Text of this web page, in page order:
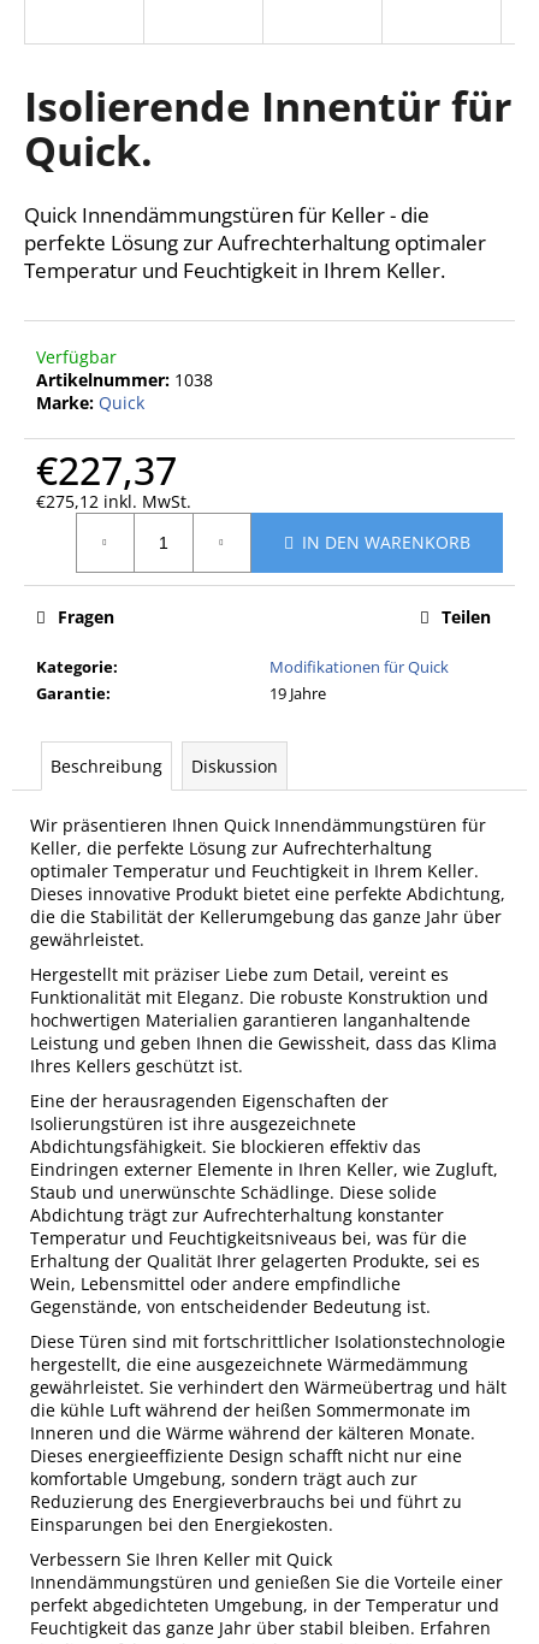
Isolierende Innentür für
Quick.
Quick Innendämmungstüren für Keller - die
perfekte Lösung zur Aufrechterhaltung optimaler
Temperatur und Feuchtigkeit in Ihrem Keller.
Verfügbar
Artikelnummer: 1038
Marke: Quick
€227,37
€275,12 inkl. MwSt.
IN DEN WARENKORB
Kategorie:
Modifikationen für Quick
Garantie: 19 Jahre
Fragen Teilen
Beschreibung Diskussion
Wir präsentieren Ihnen Quick Innendämmungstüren für
Keller, die perfekte Lösung zur Aufrechterhaltung
optimaler Temperatur und Feuchtigkeit in Ihrem Keller.
Dieses innovative Produkt bietet eine perfekte Abdichtung,
die die Stabilität der Kellerumgebung das ganze Jahr über
gewährleistet.
Hergestellt mit präziser Liebe zum Detail, vereint es
Funktionalität mit Eleganz. Die robuste Konstruktion und
hochwertigen Materialien garantieren langanhaltende
Leistung und geben Ihnen die Gewissheit, dass das Klima
Ihres Kellers geschützt ist.
Eine der herausragenden Eigenschaften der
Isolierungstüren ist ihre ausgezeichnete
Abdichtungsfähigkeit. Sie blockieren effektiv das
Eindringen externer Elemente in Ihren Keller, wie Zugluft,
Staub und unerwünschte Schädlinge. Diese solide
Abdichtung trägt zur Aufrechterhaltung konstanter
Temperatur und Feuchtigkeitsniveaus bei, was für die
Erhaltung der Qualität Ihrer gelagerten Produkte, sei es
Wein, Lebensmittel oder andere empfindliche
Gegenstände, von entscheidender Bedeutung ist.
Diese Türen sind mit fortschrittlicher Isolationstechnologie
hergestellt, die eine ausgezeichnete Wärmedämmung
gewährleistet. Sie verhindert den Wärmeübertrag und hält
die kühle Luft während der heißen Sommermonate im
Inneren und die Wärme während der kälteren Monate.
Dieses energieeffiziente Design schafft nicht nur eine
komfortable Umgebung, sondern trägt auch zur
Reduzierung des Energieverbrauchs bei und führt zu
Einsparungen bei den Energiekosten.
Verbessern Sie Ihren Keller mit Quick
Innendämmungstüren und genießen Sie die Vorteile einer
perfekt abgedichteten Umgebung, in der Temperatur und
Feuchtigkeit das ganze Jahr über stabil bleiben. Erfahren
SUCHEN
i
r
e
p
e
h
l
e